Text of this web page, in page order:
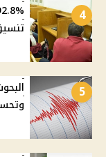
4
تنسيق
5